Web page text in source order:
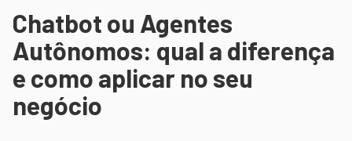
Chatbot ou Agentes
Autônomos: qual a diferença
e como aplicar no seu
negócio